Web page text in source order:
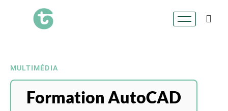
MULTIMÉDIA
Formation AutoCAD